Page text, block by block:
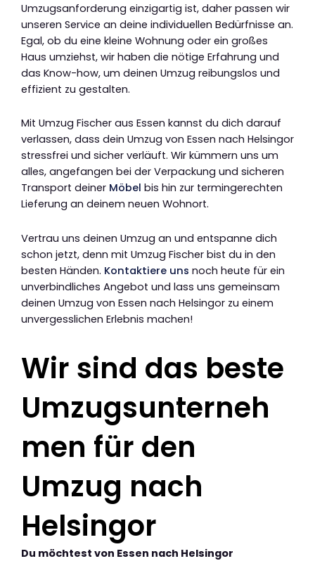
Umzugsanforderung einzigartig ist, daher passen wir
unseren Service an deine individuellen Bedürfnisse an.
Egal, ob du eine kleine Wohnung oder ein großes
Haus umziehst, wir haben die nötige Erfahrung und
das Know-how, um deinen Umzug reibungslos und
effizient zu gestalten.
Mit Umzug Fischer aus Essen kannst du dich darauf
verlassen, dass dein Umzug von Essen nach Helsingor
stressfrei und sicher verläuft. Wir kümmern uns um
alles, angefangen bei der Verpackung und sicheren
Transport deiner Möbel bis hin zur termingerechten
Lieferung an deinem neuen Wohnort.
Vertrau uns deinen Umzug an und entspanne dich
schon jetzt, denn mit Umzug Fischer bist du in den
besten Händen. Kontaktiere uns noch heute für ein
unverbindliches Angebot und lass uns gemeinsam
deinen Umzug von Essen nach Helsingor zu einem
unvergesslichen Erlebnis machen!
Wir sind das beste
Umzugsunterneh
men für den
Umzug nach
Helsingor
Du möchtest von Essen nach Helsingor